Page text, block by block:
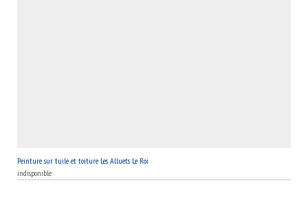
Peinture sur tuile et toiture Les Alluets Le Roi
indisponible